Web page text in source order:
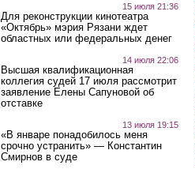
15 июля 21:36
Для реконструкции кинотеатра
«Октябрь» мэрия Рязани ждет
областных или федеральных денег
14 июля 22:06
Высшая квалификационная
коллегия судей 17 июля рассмотрит
заявление Елены Сапуновой об
отставке
13 июля 19:15
«В январе понадобилось меня
срочно устранить» — Константин
Смирнов в суде